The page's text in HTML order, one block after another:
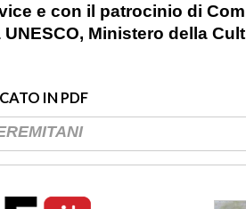
e con il patrocinio di
Ministero della
IN PDF